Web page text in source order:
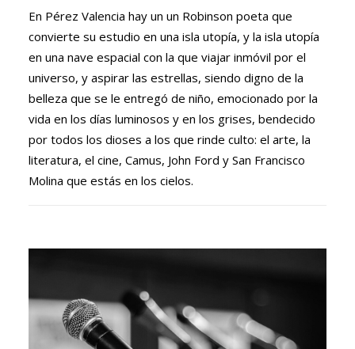
En Pérez Valencia hay un un Robinson poeta que
convierte su estudio en una isla utopía, y la isla utopía
en una nave espacial con la que viajar inmóvil por el
universo, y aspirar las estrellas, siendo digno de la
belleza que se le entregó de niño, emocionado por la
vida en los días luminosos y en los grises, bendecido
por todos los dioses a los que rinde culto: el arte, la
literatura, el cine, Camus, John Ford y San Francisco
Molina que estás en los cielos.